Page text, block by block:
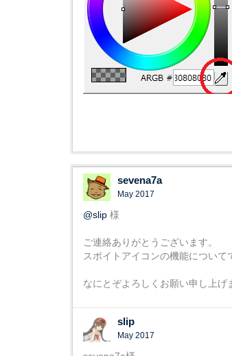
sevena7a
May 2017
@slip 様
ご連絡ありがとうございます。
スポイトアイコンの機能について
なにとぞよろしくお願い申し上げ
slip
May 2017